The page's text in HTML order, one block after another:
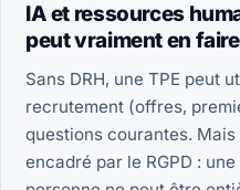
IA et ressources
peut vraiment en faire
Sans DRH, une TPE peut
recrutement (offres,
questions courantes.
encadré par le RGPD :